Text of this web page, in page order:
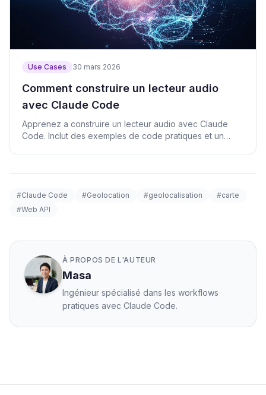
Use Cases 30 mars 2026
Comment construire un lecteur audio
avec Claude Code
Apprenez a construire un lecteur audio avec Claude
Code. Inclut des exemples de code pratiques et un
#Claude Code #Geolocation #geolocalisation
#carte
#Web API
À PROPOS DE L'AUTEUR
Masa
Ingénieur spécialisé dans les workflows
pratiques avec Claude Code.